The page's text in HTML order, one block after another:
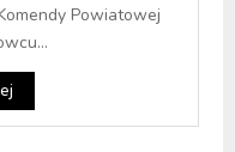
Powiatowej